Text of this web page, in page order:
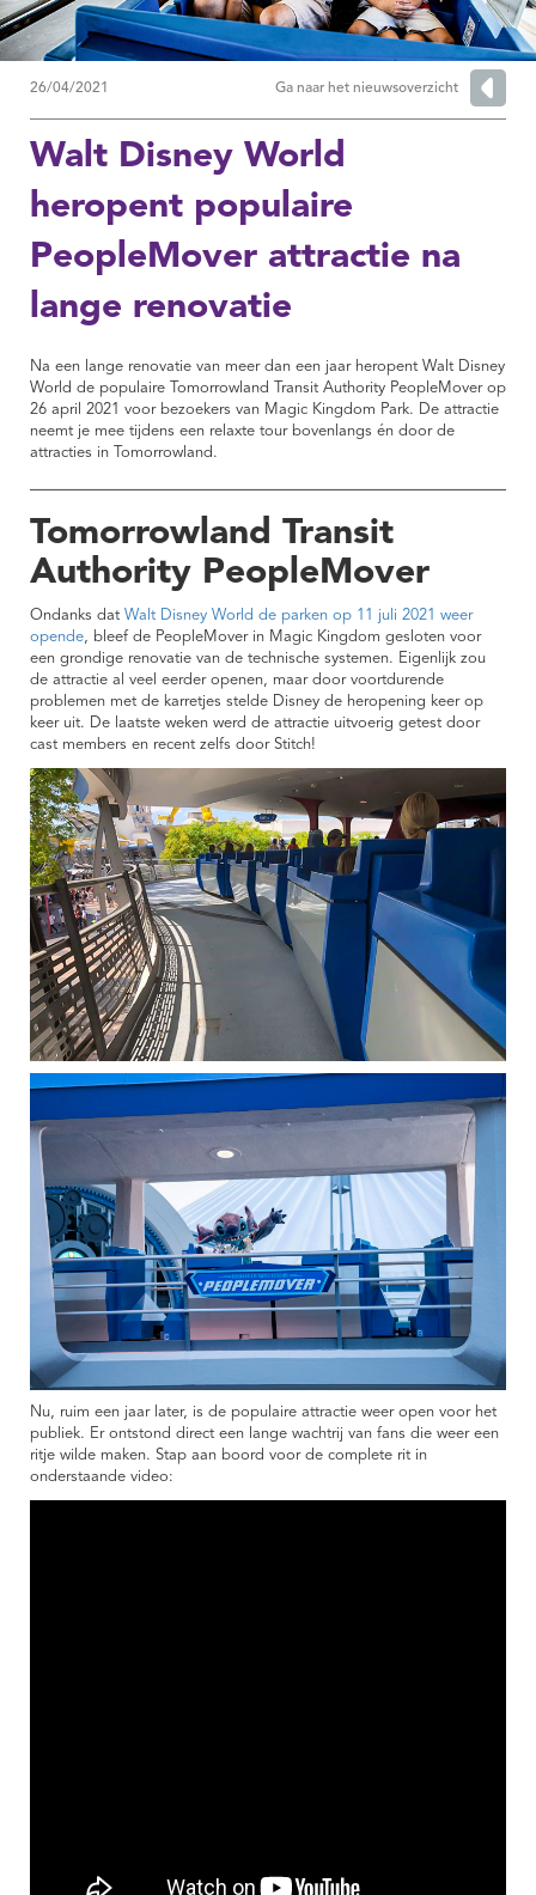
26/04/2021 Ga naar het nieuwsoverzicht
Walt Disney World
heropent populaire
PeopleMover attractie na
lange renovatie
Na een lange renovatie van meer dan een jaar heropent Walt Disney
World de populaire Tomorrowland Transit Authority PeopleMover op
26 april 2021 voor bezoekers van Magic Kingdom Park. De attractie
neemt je mee tijdens een relaxte tour bovenlangs én door de
attracties in Tomorrowland.
Tomorrowland Transit
Authority PeopleMover
Ondanks dat Walt Disney World de parken op 11 juli 2021 weer
opende, bleef de PeopleMover in Magic Kingdom gesloten voor
een grondige renovatie van de technische systemen. Eigenlijk zou
de attractie al veel eerder openen, maar door voortdurende
problemen met de karretjes stelde Disney de heropening keer op
keer uit. De laatste weken werd de attractie uitvoerig getest door
cast members en recent zelfs door Stitch!
Nu, ruim een jaar later, is de populaire attractie weer open voor het
publiek. Er ontstond direct een lange wachtrij van fans die weer een
ritje wilde maken. Stap aan boord voor de complete rit in
onderstaande video: